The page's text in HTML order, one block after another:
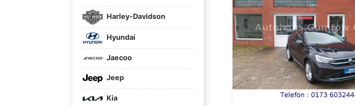
Harley-Davidson
Hyundai
Jaecoo
Jeep
Kia